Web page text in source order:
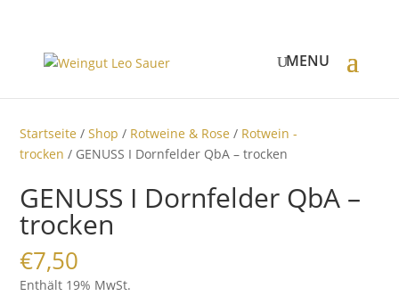
Startseite /Shop / Rotweine & Rose / Rotwein -
trocken / GENUSS I Dornfelder QbA – trocken
GENUSS I Dornfelder QbA –
trocken
€7,50
Enthält 19% MwSt.